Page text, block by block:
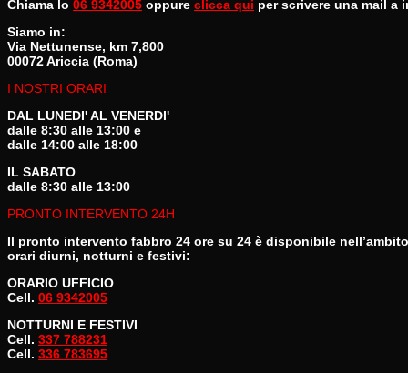
Chiama lo 06 9342005 oppure clicca qui per scrivere una mail a
Siamo in:
Via Nettunense, km 7,800
00072 Ariccia (Roma)
I NOSTRI ORARI
DAL LUNEDI' AL VENERDI'
dalle 8:30 alle 13:00 e
dalle 14:00 alle 18:00
IL SABATO
dalle 8:30 alle 13:00
PRONTO INTERVENTO 24H
Il pronto intervento fabbro 24 ore su 24 è disponibile
orari diurni, notturni e festivi:
ORARIO UFFICIO
Cell. 06 9342005
NOTTURNI E FESTIVI
Cell. 337 788231
Cell. 336 783695